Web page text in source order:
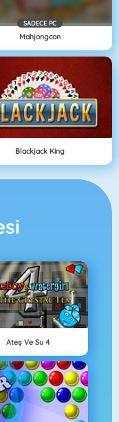
SADECE PC
Mahjongcon
Blackjack King
Ateş Ve Su 4